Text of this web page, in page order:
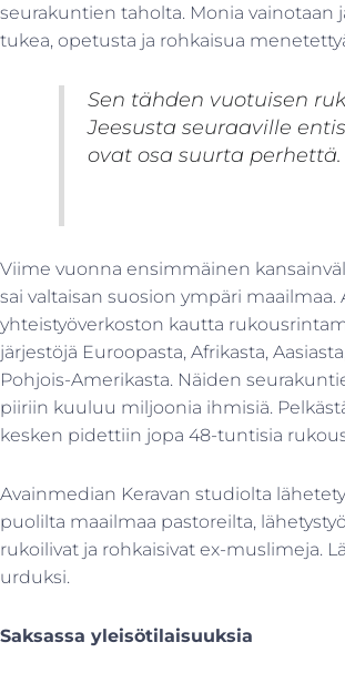
seurakuntien taholta. Monia vainotaan
tukea, opetusta ja rohkaisua
Sen tähden vuotuisen
Jeesusta seuraaville
ovat osa suurta perhettä.
Viime vuonna ensimmäinen
sai valtaisan suosion ympäri
yhteistyöverkoston kautta
järjestöjä Euroopasta, Afrikasta,
Pohjois-Amerikasta. Näiden
piiriin kuuluu miljoonia ihmisiä.
kesken pidettiin jopa 48-tuntisia
Avainmedian Keravan studiolta
puolilta maailmaa pastoreilta,
rukoilivat ja rohkaisivat ex-muslimeja.
urduksi.
Saksassa yleisötilaisuuksia